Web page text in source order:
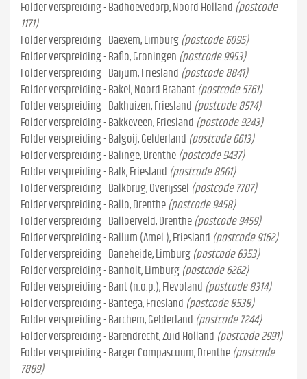
Folder verspreiding - Badhoevedorp, Noord Holland (postcode
1171)
Folder verspreiding - Baexem, Limburg (postcode 6095)
Folder verspreiding - Baflo, Groningen (postcode 9953)
Folder verspreiding - Baijum, Friesland (postcode 8841)
Folder verspreiding - Bakel, Noord Brabant (postcode 5761)
Folder verspreiding - Bakhuizen, Friesland (postcode 8574)
Folder verspreiding - Bakkeveen, Friesland (postcode 9243)
Folder verspreiding - Balgoij, Gelderland (postcode 6613)
Folder verspreiding - Balinge, Drenthe (postcode 9437)
Folder verspreiding - Balk, Friesland (postcode 8561)
Folder verspreiding - Balkbrug, Overijssel (postcode 7707)
Folder verspreiding - Ballo, Drenthe (postcode 9458)
Folder verspreiding - Balloerveld, Drenthe (postcode 9459)
Folder verspreiding - Ballum (Amel.), Friesland (postcode 9162)
Folder verspreiding - Baneheide, Limburg (postcode 6353)
Folder verspreiding - Banholt, Limburg (postcode 6262)
Folder verspreiding - Bant (n.o.p.), Flevoland (postcode 8314)
Folder verspreiding - Bantega, Friesland (postcode 8538)
Folder verspreiding - Barchem, Gelderland (postcode 7244)
Folder verspreiding - Barendrecht, Zuid Holland (postcode 2991)
Folder verspreiding - Barger Compascuum, Drenthe (postcode
7889)